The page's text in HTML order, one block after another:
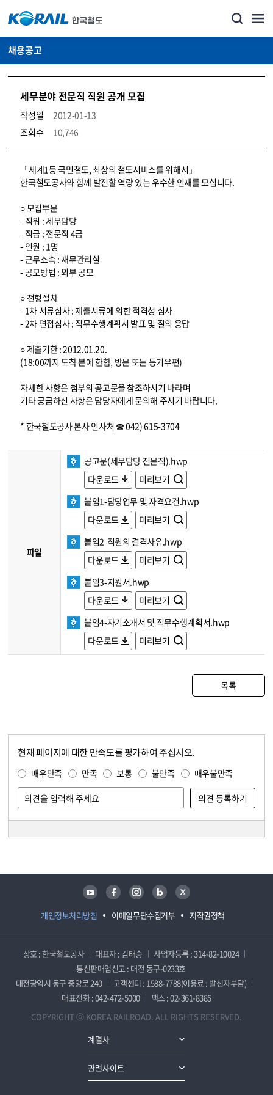
채용공고
세무분야 전문직 직원 공개 모집
작성일
2012-01-13
조회수
10,746
코레일소개_경영공시_채용공고 상세보기 – 내용, 파일, 담당자 연락처로 구성
「세계1등 국민철도, 최상의 철도서비스를 위해서」
한국철도공사와 함께 발전할 역량 있는 우수한 인재를 모십니다.
○ 모집부문
- 직위 : 세무담당
- 직급 : 전문직 4급
- 인원 : 1명
- 근무소속 : 재무관리실
- 공모방법 : 외부 공모
○ 전형절차
- 1차 서류심사 : 제출서류에 의한 적격성 심사
- 2차 면접심사 : 직무수행계획서 발표 및 질의 응답
○ 제출기한 : 2012.01.20.
(18:00까지 도착 분에 한함, 방문 또는 등기우편)
자세한 사항은 첨부의 공고문을 참조하시기 바라며
기타 궁금하신 사항은 담당자에게 문의해 주시기 바랍니다.
* 한국철도공사 본사 인사처 ☎ 042) 615-3704
파일
공고문(세무담당 전문직).hwp
다운로드
미리보기
붙임1-담당업무 및 자격요건.hwp
다운로드
미리보기
붙임2-직원의 결격사유.hwp
다운로드
미리보기
붙임3-지원서.hwp
다운로드
미리보기
붙임4-자기소개서 및 직무수행계획서.hwp
다운로드
미리보기
목록
현재 페이지에 대한 만족도를 평가하여 주십시오.
매우만족 만족 보통 불만족 매우불만족
개인정보처리방침 이메일무단수집거부 저작권정책
유튜브 페이스북 인스타그램 블로그 트위터
상호 : 한국철도공사 대표자 : 김태승
사업자등록 : 314-82-10024
통신판매업신고 : 대전 동구-0233호
대전광역시 동구 중앙로 240
고객센터 : 1588-7788(이용료 : 발신자부담)
대표전화 : 042-472-5000
팩스 : 02-361-8385
COPYRIGHT ⓒ KOREA RAILROAD. ALL RIGHTS RESERVED.
계열사
관련사이트